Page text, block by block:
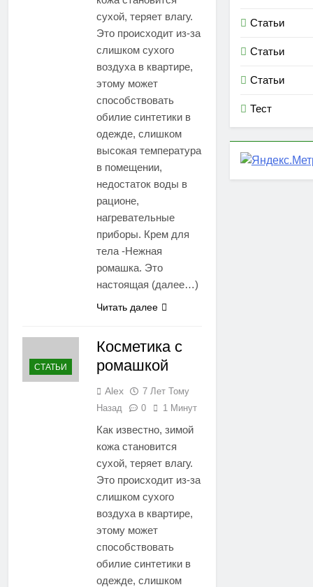
сухой, теряет влагу.
Это происходит из-за
слишком сухого
воздуха в квартире,
этому может
способствовать
обилие синтетики в
одежде, слишком
высокая температура
в помещении,
недостаток воды в
рационе,
нагревательные
приборы. Крем для
тела -Нежная
ромашка. Это
настоящая (далее…)
Читать далее
СТАТЬИ
Косметика с
ромашкой
Alex
7 Лет Тому
Назад
0 1 Минут
Как известно, зимой
кожа становится
сухой, теряет влагу.
Это происходит из-за
слишком сухого
воздуха в квартире,
этому может
способствовать
обилие синтетики в
одежде, слишком
Статьи
Статьи
Статьи
Тест